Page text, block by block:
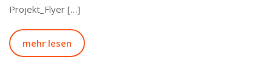
Projekt_Flyer […]
mehr lesen